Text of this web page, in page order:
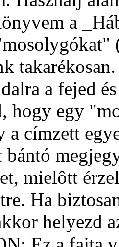
a
a fejed
hogy egy
a címzett
bántó
mielôtt
Ha
helyezd